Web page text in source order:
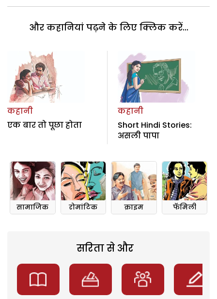
और कहानियां पढ़ने के लिए क्लिक करें...
कहानी
एक बार तो पूछा होता
कहानी
Short Hindi Stories:
असली पापा
सामाजिक रोमांटिक क्राइम फॅमिली
सरिता से और